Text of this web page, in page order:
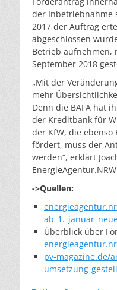
der Inbetriebnahme
2017 der Auftrag
abgeschlossen
Betrieb aufnehmen,
September 2018
„Mit der
mehr
Denn die BAFA hat
der Kreditbank für
der KfW, die
fördert, muss der
werden“, erklärt
->Quellen:
Überblick über
pv-magazine.de/
umsetzung-